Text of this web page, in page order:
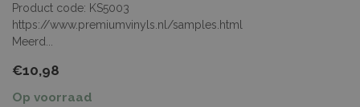
Product code: KS5003
https://www.premiumvinyls.nl/samples.html
Meerd...
€10,98
Op voorraad